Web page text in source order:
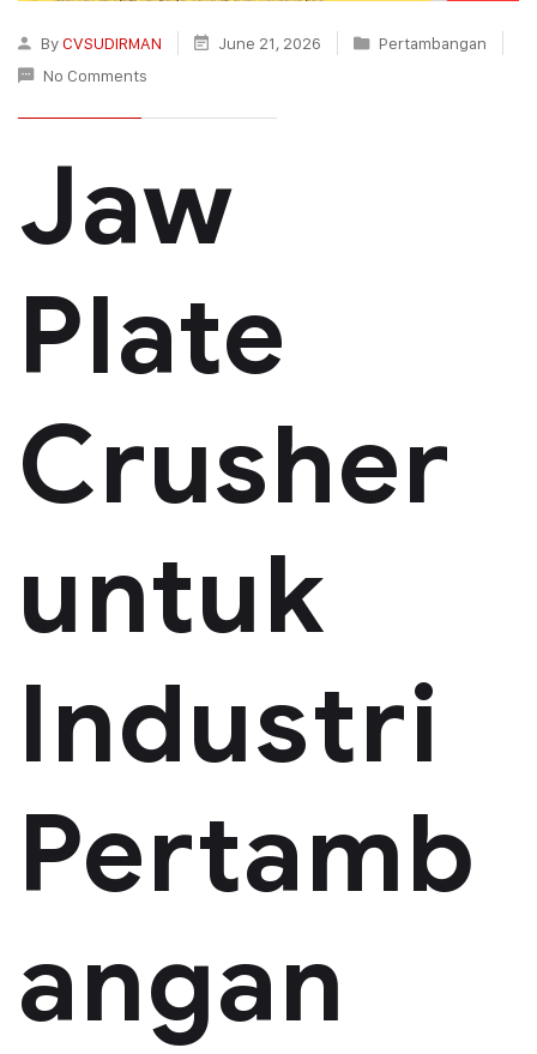
ByCVSUDIRMAN June 21, 2026
Pertambangan
No Comments
Jaw
Plate
Crusher
untuk
Industri
Pertamb
angan